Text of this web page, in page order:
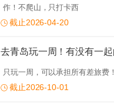
作！不爬山，只打卡西
截止2026-04-20
只玩一周，可以承担所有差旅费！
截止2026-10-01